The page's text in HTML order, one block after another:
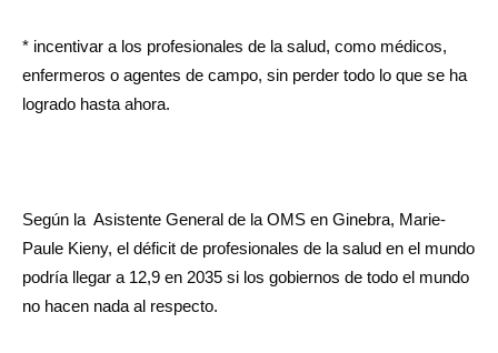
* incentivar a los profesionales de la salud, como médicos,
enfermeros o agentes de campo, sin perder todo lo que se ha
logrado hasta ahora.
Según la Asistente General de la OMS en Ginebra, Marie-
Paule Kieny, el déficit de profesionales de la salud en el mundo
podría llegar a 12,9 en 2035 si los gobiernos de todo el mundo
no hacen nada al respecto.